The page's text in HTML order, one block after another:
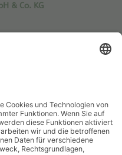
& Co. KG